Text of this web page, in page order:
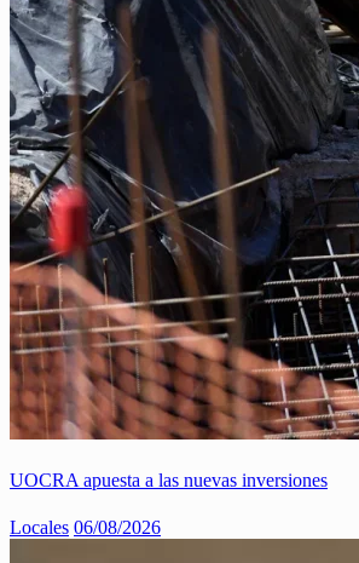
UOCRA apuesta a las nuevas inversiones
Locales 06/08/2026